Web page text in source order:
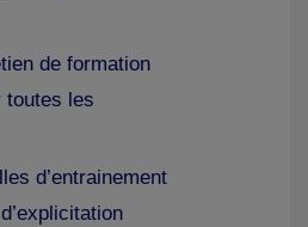
de formation
toutes les
d’entrainement